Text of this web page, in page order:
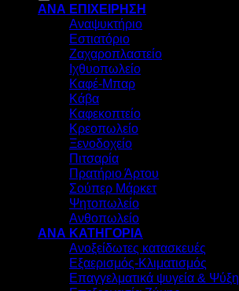
ΑΝΑ ΕΠΙΧΕΙΡΗΣΗ
Αναψυκτήριο
Εστιατόριο
Ζαχαροπλαστείο
Ιχθυοπωλείο
Καφέ-Μπαρ
Κάβα
Καφεκοπτείο
Κρεοπωλείο
Ξενοδοχείο
Πιτσαρία
Πρατήριο Άρτου
Σούπερ Μάρκετ
Ψητοπωλείο
Ανθοπωλείο
ΑΝΑ ΚΑΤΗΓΟΡΙΑ
Ανοξείδωτες κατασκευές
Εξαερισμός-Κλιματισμός
Επαγγελματικά ψυγεία & Ψύξη